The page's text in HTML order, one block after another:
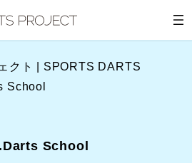
クト | SPORTS DARTS
School
School